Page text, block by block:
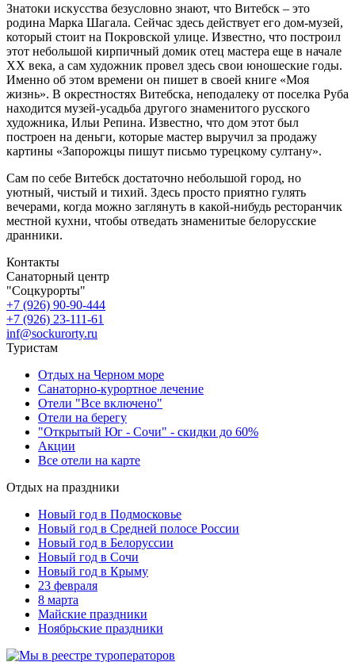
Знатоки искусства безусловно знают, что Витебск – это
родина Марка Шагала. Сейчас здесь действует его дом-музей,
который стоит на Покровской улице. Известно, что построил
этот небольшой кирпичный домик отец мастера еще в начале
XX века, а сам художник провел здесь свои юношеские годы.
Именно об этом времени он пишет в своей книге «Моя
жизнь». В окрестностях Витебска, неподалеку от поселка Руба
находится музей-усадьба другого знаменитого русского
художника, Ильи Репина. Известно, что дом этот был
построен на деньги, которые мастер выручил за продажу
картины «Запорожцы пишут письмо турецкому султану».
Сам по себе Витебск достаточно небольшой город, но
уютный, чистый и тихий. Здесь просто приятно гулять
вечерами, когда можно заглянуть в какой-нибудь ресторанчик
местной кухни, чтобы отведать знаменитые белорусские
дранники.
Контакты
Санаторный центр
"Соцкурорты"
+7 (926) 90-90-444
+7 (926) 23-111-61
inf@sockurorty.ru
Туристам
Отдых на Черном море
Санаторно-курортное лечение
Отели "Все включено"
Отели на берегу
"Открытый Юг - Сочи" - скидки до 60%
Акции
Все отели на карте
Отдых на праздники
Новый год в Подмосковье
Новый год в Средней полосе России
Новый год в Белоруссии
Новый год в Сочи
Новый год в Крыму
23 февраля
8 марта
Майские праздники
Ноябрьские праздники